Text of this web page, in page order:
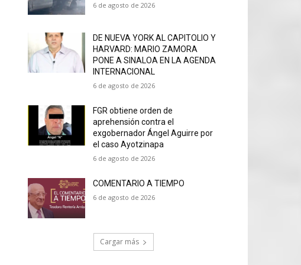
6 de agosto de 2026
DE NUEVA YORK AL CAPITOLIO Y
HARVARD: MARIO ZAMORA
PONE A SINALOA EN LA AGENDA
INTERNACIONAL
6 de agosto de 2026
FGR obtiene orden de
aprehensión contra el
exgobernador Ángel Aguirre por
el caso Ayotzinapa
6 de agosto de 2026
COMENTARIO A TIEMPO
6 de agosto de 2026
Cargar más